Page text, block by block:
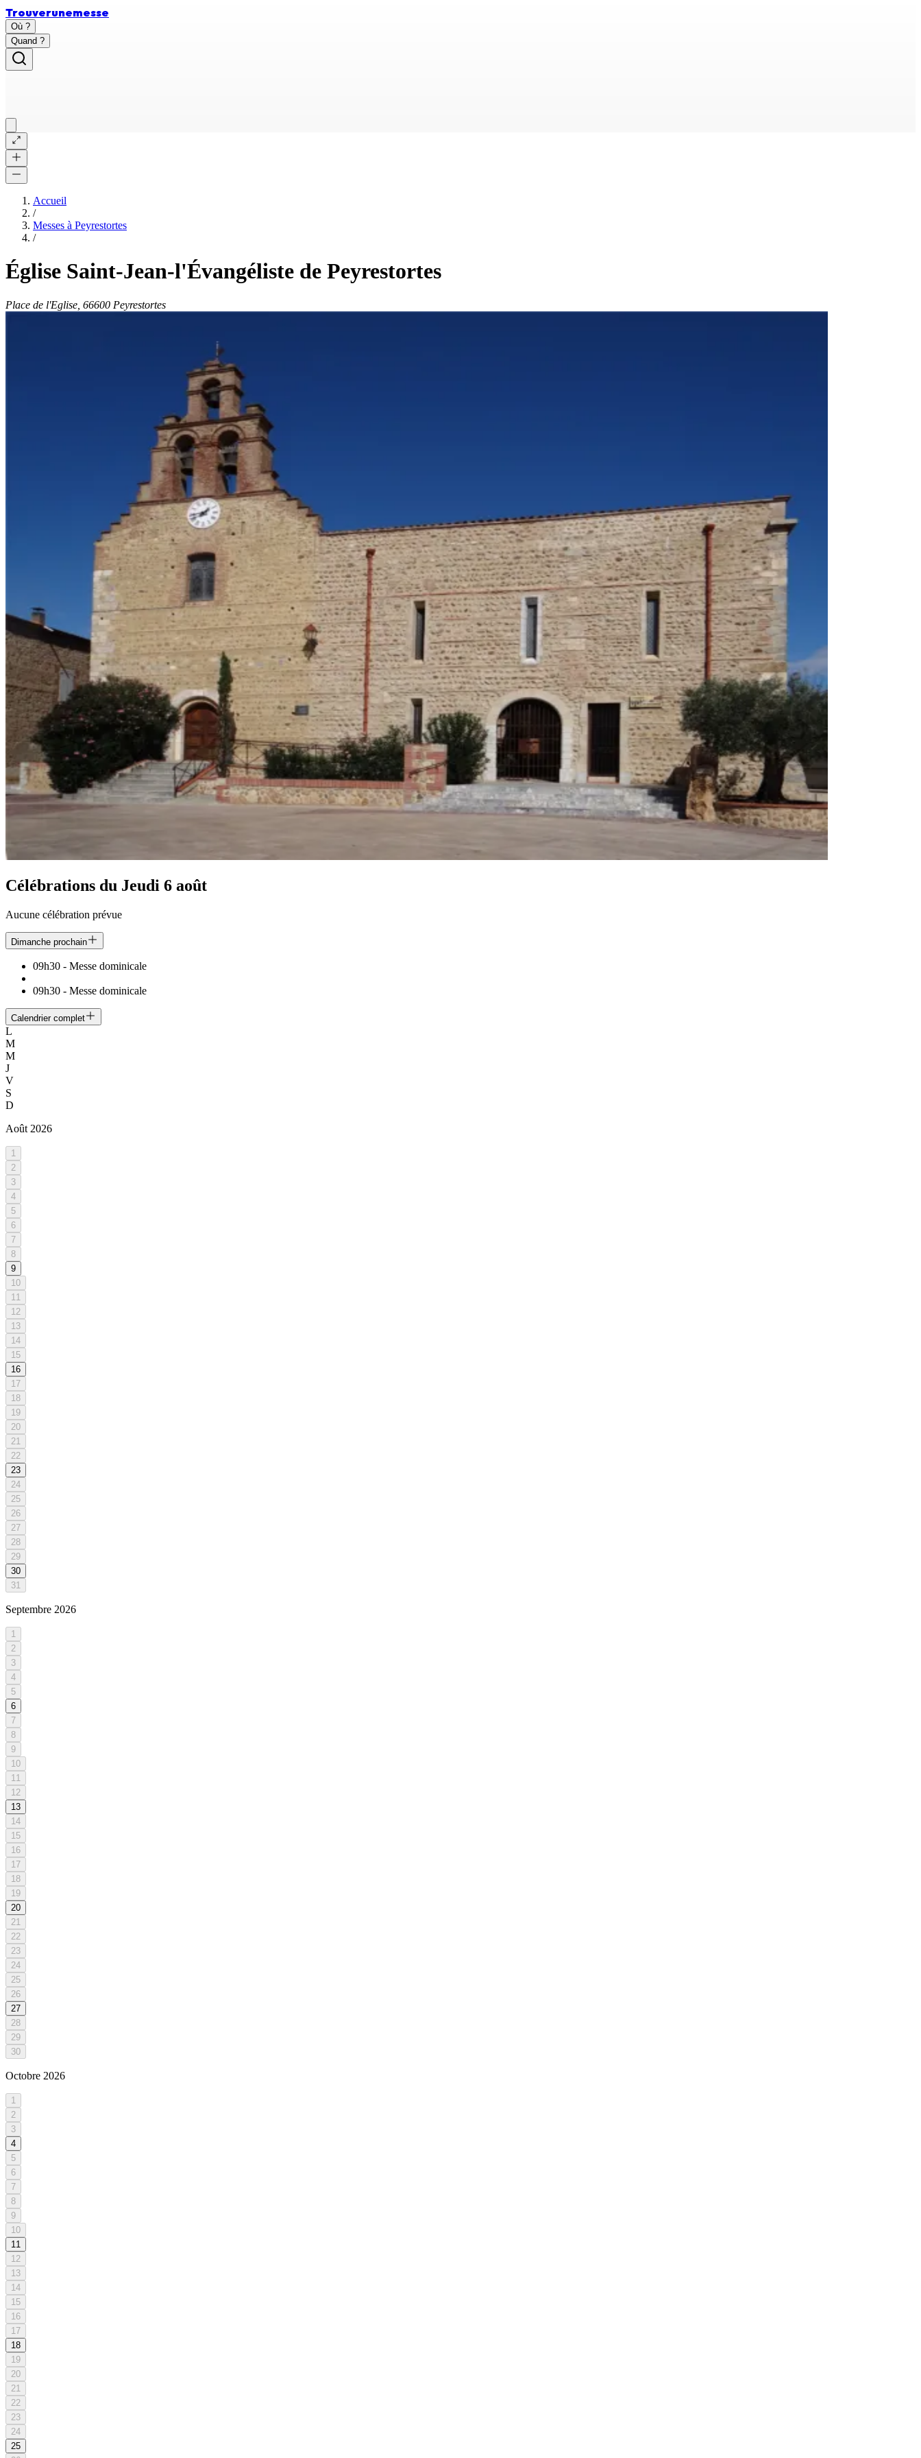
Trouverunemesse
Où ?
Quand ?
Accueil
/
Messes à Peyrestortes
/
Église Saint-Jean-l'Évangéliste de Peyrestortes
Place de l'Eglise, 66600 Peyrestortes
Célébrations du Jeudi 6 août
Aucune célébration prévue
Dimanche prochain
09h30 - Messe dominicale
09h30 - Messe dominicale
Calendrier complet
L
M
M
J
V
S
D
Août 2026
1
2
3
4
5
6
7
8
9
10
11
12
13
14
15
16
17
18
19
20
21
22
23
24
25
26
27
28
29
30
31
Septembre 2026
1
2
3
4
5
6
7
8
9
10
11
12
13
14
15
16
17
18
19
20
21
22
23
24
25
26
27
28
29
30
Octobre 2026
1
2
3
4
5
6
7
8
9
10
11
12
13
14
15
16
17
18
19
20
21
22
23
24
25